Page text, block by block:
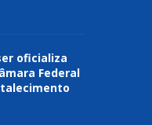
oficializa
Federal